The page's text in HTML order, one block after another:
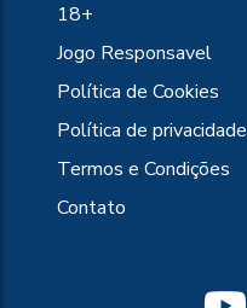
18+
Jogo Responsavel
Política de Cookies
Política de privacidade
Termos e Condições
Contato